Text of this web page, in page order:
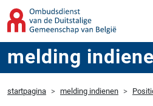
melding
startpagina melding indienen